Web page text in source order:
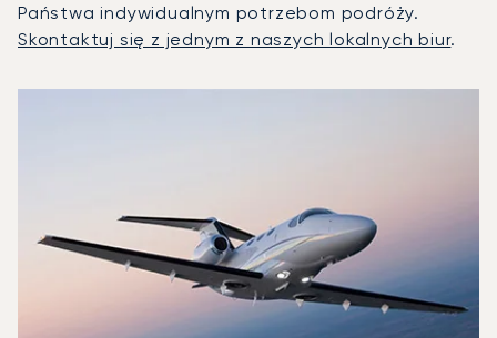
Państwa indywidualnym potrzebom podróży.
Skontaktuj się z jednym z naszych lokalnych biur.